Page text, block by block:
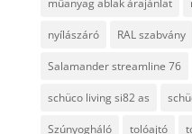
műanyag ablak árajánlat
nyílászáró RAL szabvány
Salamander streamline 76
schüco living si82 as
Szúnyogháló tolóajtó